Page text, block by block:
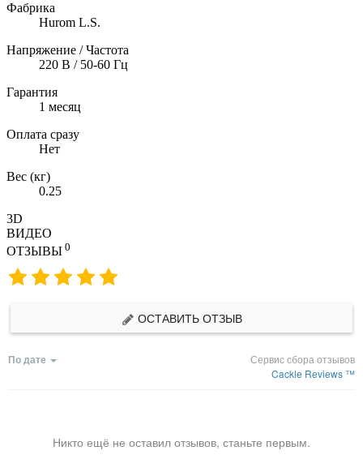
Фабрика
Hurom L.S.
Напряжение / Частота
220 В / 50-60 Гц
Гарантия
1 месяц
Оплата сразу
Нет
Вес (кг)
0.25
3D
ВИДЕО
ОТЗЫВЫ 0
ОСТАВИТЬ ОТЗЫВ
По дате
Сервис сбора отзывов
Cackle Reviews ™
Никто ещё не оставил отзывов, станьте первым.